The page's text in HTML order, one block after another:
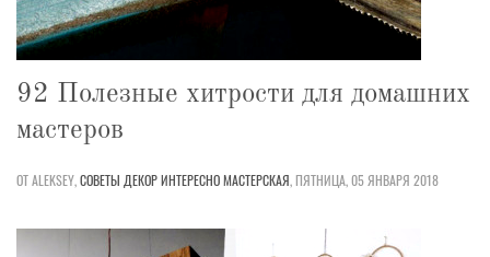
92 Полезные хитрости для домашних
мастеров
ОТ ALEKSEY,СОВЕТЫ ДЕКОРИНТЕРЕСНОМАСТЕРСКАЯ,ПЯТНИЦА, 05 ЯНВАРЯ 2018